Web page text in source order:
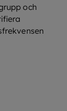
och